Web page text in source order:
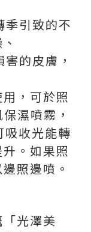
引致的不
的皮膚，
，可於照
濕噴霧，
收光能轉
。如果照
照邊噴。
光澤美